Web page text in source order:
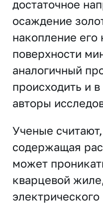
достаточное
осаждение
накопление его
поверхности
аналогичный
происходить и
авторы
Ученые
содержащая
может
кварцевой